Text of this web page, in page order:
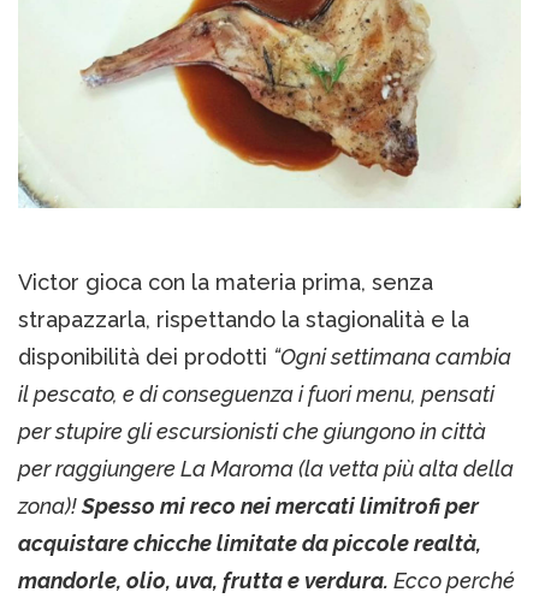
Victor gioca con la materia prima, senza
strapazzarla, rispettando la stagionalità e la
disponibilità dei prodotti “Ogni settimana cambia
il pescato, e di conseguenza i fuori menu, pensati
per stupire gli escursionisti che giungono in città
per raggiungere La Maroma (la vetta più alta della
zona)!Spesso mi reco nei mercati limitrofi per
acquistare chicche limitate da piccole realtà,
mandorle, olio, uva, frutta e verdura. Ecco perché